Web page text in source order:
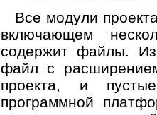
Все модули
включающем
содержит файлы.
файл с
проекта, и
программной